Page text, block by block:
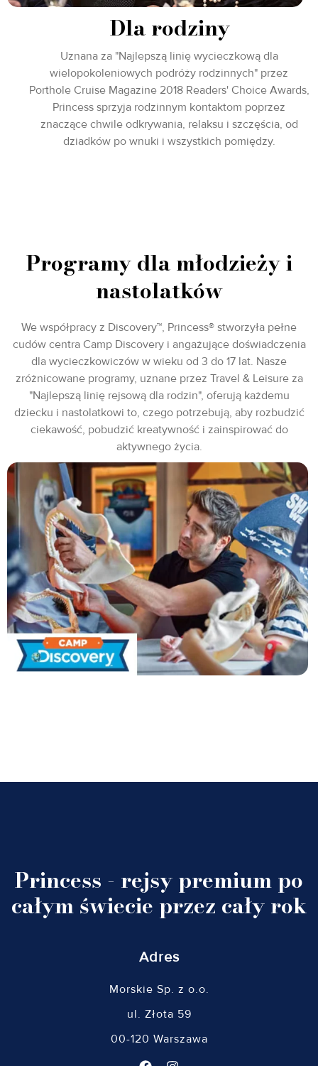
Dla rodziny
Uznana za "Najlepszą linię wycieczkową dla
wielopokoleniowych podróży rodzinnych" przez
Porthole Cruise Magazine 2018 Readers' Choice Awards,
Princess sprzyja rodzinnym kontaktom poprzez
znaczące chwile odkrywania, relaksu i szczęścia, od
dziadków po wnuki i wszystkich pomiędzy.
Programy dla młodzieży i
nastolatków
We współpracy z Discovery™, Princess® stworzyła pełne
cudów centra Camp Discovery i angażujące doświadczenia
dla wycieczkowiczów w wieku od 3 do 17 lat. Nasze
zróżnicowane programy, uznane przez Travel & Leisure za
"Najlepszą linię rejsową dla rodzin", oferują każdemu
dziecku i nastolatkowi to, czego potrzebują, aby rozbudzić
ciekawość, pobudzić kreatywność i zainspirować do
aktywnego życia.
Princess - rejsy premium po
całym świecie przez cały rok
Adres
Morskie Sp. z o.o.
ul. Złota 59
00-120 Warszawa